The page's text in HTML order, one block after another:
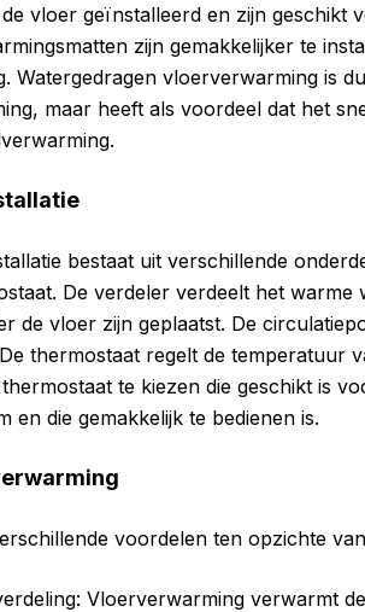
vloer geïnstalleerd en zijn geschikt
zijn gemakkelijker te
Watergedragen vloerverwarming is
maar heeft als voordeel dat het
bestaat uit verschillende
De verdeler verdeelt het warme
de vloer zijn geplaatst. De
thermostaat regelt de temperatuur
te kiezen die geschikt is
en die gemakkelijk te bedienen is.
voordelen ten opzichte
Vloerverwarming verwarmt